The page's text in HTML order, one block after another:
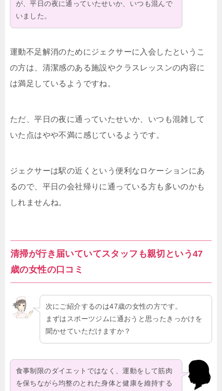
が、平日の夜に通っていたせいか、いつも混んで
いました。
運動不足解消のためにジェクサーに入会したというこ
の方は、清潔感のある施設やクラスレッスンの内容に
は満足しているようですね。
ただ、平日の夜に通っていたせいか、いつも混雑して
いた点はやや不満に感じているようです。
ジェクサーは駅の近くという便利なロケーションにあ
るので、平日の会社帰りに通っている方も多いのかも
しれませんね。
清掃が行き届いていてスタッフも親切という47
歳の女性の口コミ
次にご紹介するのは47歳の女性の方です。
まずはスポーツジムに通おうと思ったきっかけを
聞かせていただけますか？
食事制限のダイエットではなく、運動をして筋肉
を保ちながら均整のとれた身体と健康を維持する